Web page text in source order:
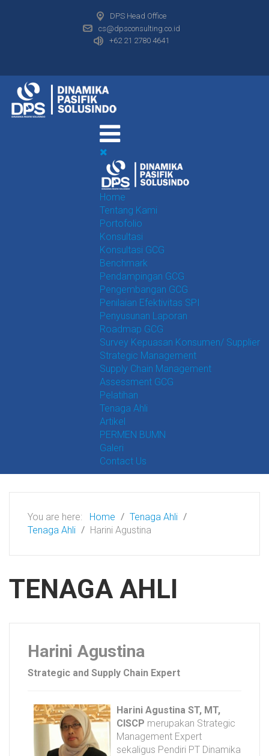
DPS Head Office
cs@dpsconsulting.co.id
+62 21 2780 4641
Home
Tentang Kami
Portofolio
Konsultasi
Konsultasi GCG
Benchmark
Pendampingan GCG
Pengembangan GCG
Penilaian Efektivitas SPI
Penyusunan Laporan
Roadmap GCG
Survey Kepuasan Konsumen/ Supplier
Strategic Management
Supply Chain Management
Assessment GCG
Pelatihan
Tenaga Ahli
Artikel
PERMEN BUMN
Galeri
Contact Us
You are here: Home
Tenaga Ahli
Tenaga Ahli
Harini Agustina
TENAGA AHLI
Harini Agustina
Strategic and Supply Chain Expert
Harini Agustina ST, MT,
CISCP merupakan Strategic
Management Expert
sekaligus Pendiri PT Dinamika